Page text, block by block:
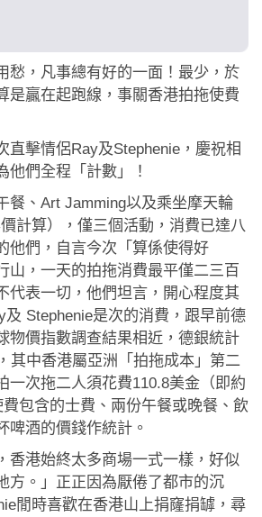
愁，凡事總有好的一面！最少，於
是贏在起跑線，事關香港拍拖使費
直擊情侶Ray及Stephenie，慶祝相
他們全程「計數」！
餐、Art Jamming以及乘坐摩天輪
價計算），僅三個活動，消費已達八
他們，自言今次「算係使得好
山，一天的拍拖消費最平僅二三百
代表一切，他們坦言，開心程度其
Stephenie是次的消費，跟早前德
物價指數調查結果相近，德銀統計
其中香港屬亞洲「拍拖成本」第二
一次拖二人須花費110.8美金（即約
包含的士費、兩份午餐或晚餐、飲
啤酒的價錢作統計。
香港始終太多商場一式一樣，好似
方。」正正因為厭倦了都市的沉
閒時喜歡在香港山上捐窿捐罅，尋